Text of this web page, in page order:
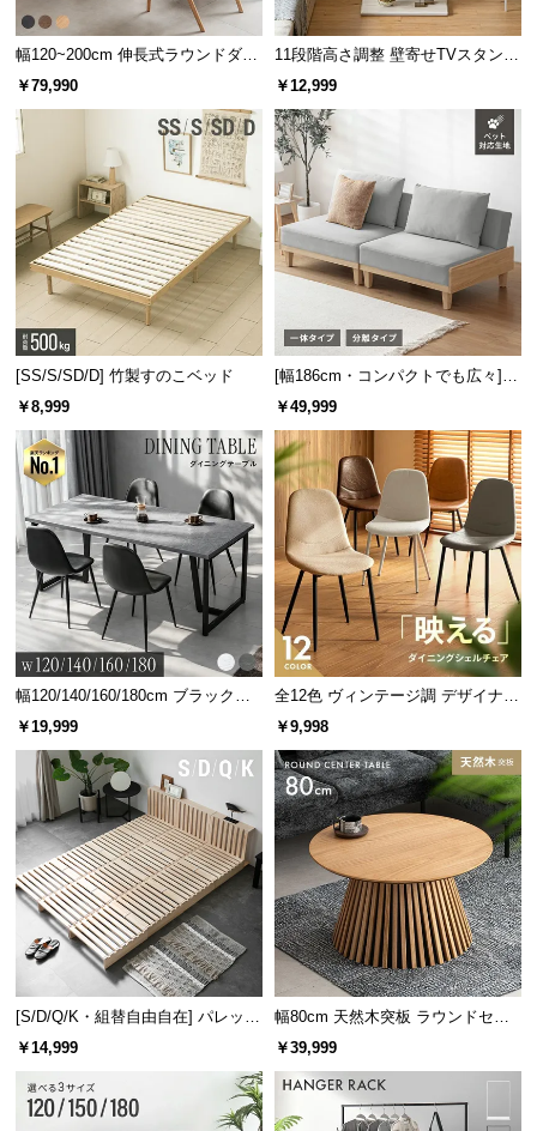
幅120~200cm 伸長式ラウンドダイ
ニングテーブル 6人掛け 天然木突
￥79,990
11段階高さ調整 壁寄せTVスタンド
キャスター付き 上下左右角度調節
￥12,999
[SS/S/SD/D] 竹製すのこベッド
￥8,999
[幅186cm・コンパクトでも広々] 3
人掛けソファベッド リクライニン
グ 天然木フレーム 北欧
￥49,999
幅120/140/160/180cm ブラックフ
レーム ダイニング 大理石調 4人掛
￥19,999
全12色 ヴィンテージ調 デザイナー
ズシェルチェア
￥9,998
[S/D/Q/K・組替自由自在] パレット
ベッド 8/12/16枚セット
￥14,999
幅80cm 天然木突板 ラウンドセン
ターテーブル 美しい格子デザイン
￥39,999